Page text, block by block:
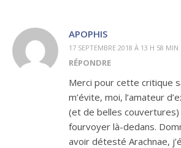
APOPHIS
17 SEPTEMBRE 2018 À 13 H 58 MIN
RÉPONDRE
Merci pour cette critique
m’évite, moi, l’amateur
(et de belles couvertures)
fourvoyer là-dedans.
avoir détesté Arachnae,